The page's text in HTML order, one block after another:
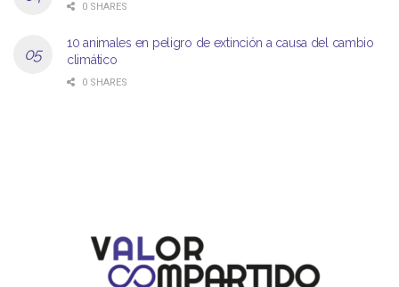
0 SHARES
10 animales en peligro de extinción a causa del cambio
climático
0 SHARES